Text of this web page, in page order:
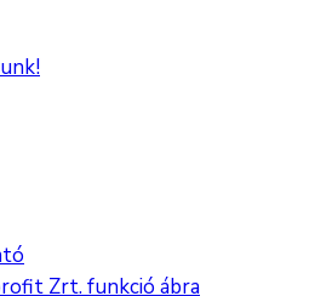
Zrt. funkció ábra